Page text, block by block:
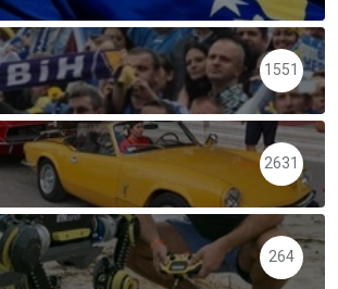
1551
2631
264